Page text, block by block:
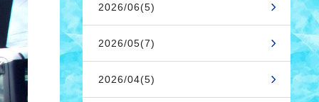
2026/06(5)
2026/05(7)
2026/04(5)